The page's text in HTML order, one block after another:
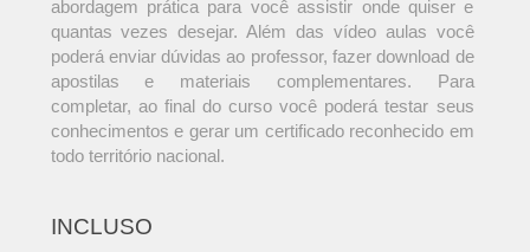
abordagem prática para você assistir onde quiser e
quantas vezes desejar. Além das vídeo aulas você
poderá enviar dúvidas ao professor, fazer download de
apostilas e materiais complementares. Para
completar, ao final do curso você poderá testar seus
conhecimentos e gerar um certificado reconhecido em
todo território nacional.
INCLUSO